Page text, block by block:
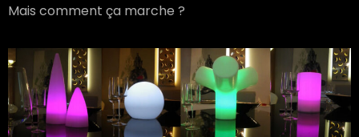
Mais comment ça marche ?